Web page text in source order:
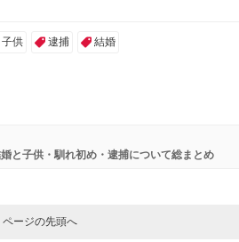
子供 逮捕 結婚
と子供・馴れ初め・逮捕について総まとめ
ページの先頭へ